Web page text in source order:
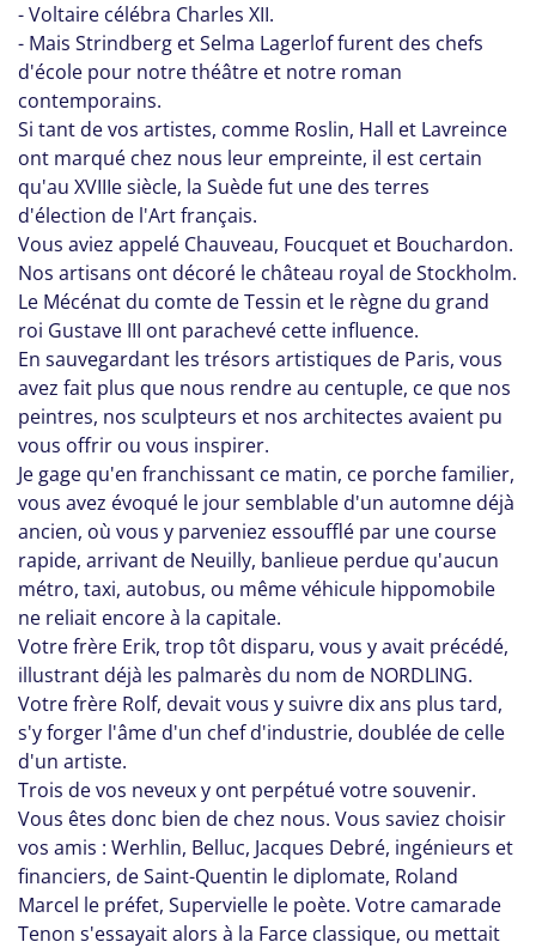
- Voltaire célébra Charles XII.
- Mais Strindberg et Selma Lagerlof furent des chefs
d'école pour notre théâtre et notre roman
contemporains.
Si tant de vos artistes, comme Roslin, Hall et Lavreince
ont marqué chez nous leur empreinte, il est certain
qu'au XVIIIe siècle, la Suède fut une des terres
d'élection de l'Art français.
Vous aviez appelé Chauveau, Foucquet et Bouchardon.
Nos artisans ont décoré le château royal de Stockholm.
Le Mécénat du comte de Tessin et le règne du grand
roi Gustave III ont parachevé cette influence.
En sauvegardant les trésors artistiques de Paris, vous
avez fait plus que nous rendre au centuple, ce que nos
peintres, nos sculpteurs et nos architectes avaient pu
vous offrir ou vous inspirer.
Je gage qu'en franchissant ce matin, ce porche familier,
vous avez évoqué le jour semblable d'un automne déjà
ancien, où vous y parveniez essoufflé par une course
rapide, arrivant de Neuilly, banlieue perdue qu'aucun
métro, taxi, autobus, ou même véhicule hippomobile
ne reliait encore à la capitale.
Votre frère Erik, trop tôt disparu, vous y avait précédé,
illustrant déjà les palmarès du nom de NORDLING.
Votre frère Rolf, devait vous y suivre dix ans plus tard,
s'y forger l'âme d'un chef d'industrie, doublée de celle
d'un artiste.
Trois de vos neveux y ont perpétué votre souvenir.
Vous êtes donc bien de chez nous. Vous saviez choisir
vos amis : Werhlin, Belluc, Jacques Debré, ingénieurs et
financiers, de Saint-Quentin le diplomate, Roland
Marcel le préfet, Supervielle le poète. Votre camarade
Tenon s'essayait alors à la Farce classique, ou mettait